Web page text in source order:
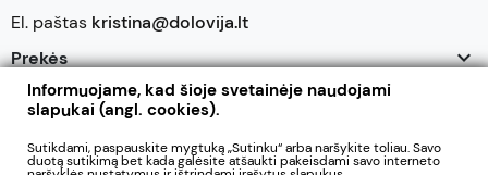
El. paštas kristina@dolovija.lt
Prekės

Mūsų įmonė
Jūsų paskyra
Informuojame, kad šioje svetainėje naudojami
slapukai (angl. cookies).
Sutikdami, paspauskite mygtuką „Sutinku“ arba naršykite toliau. Savo
duotą sutikimą bet kada galėsite atšaukti pakeisdami savo interneto